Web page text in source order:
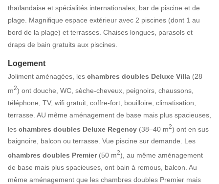
thaïlandaise et spécialités internationales, bar de piscine et de
plage. Magnifique espace extérieur avec 2 piscines (dont 1 au
bord de la plage) et terrasses. Chaises longues, parasols et
draps de bain gratuits aux piscines.
Logement
Joliment aménagées, les chambres doubles Deluxe Villa (28
m2) ont douche, WC, sèche-cheveux, peignoirs, chaussons,
téléphone, TV, wifi gratuit, coffre-fort, bouilloire, climatisation,
terrasse. AU même aménagement de base mais plus spacieuses,
les chambres doubles Deluxe Regency (38–40 m2) ont en sus
baignoire, balcon ou terrasse. Vue piscine sur demande. Les
chambres doubles Premier(50 m2), au même aménagement
de base mais plus spacieuses, ont bain à remous, balcon. Au
même aménagement que les chambres doubles Premier mais